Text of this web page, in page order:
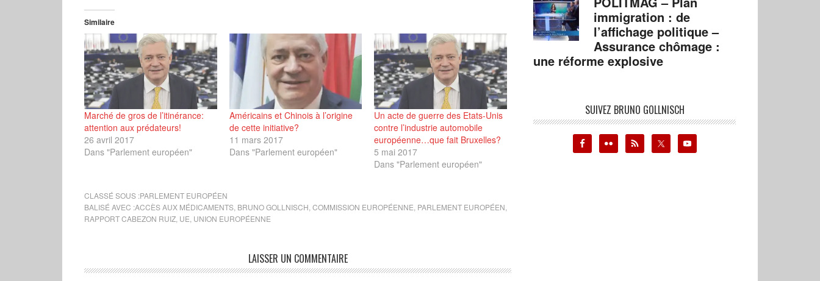
Similaire
Marché de gros de l’itinérance:
attention aux prédateurs!
26 avril 2017
Dans "Parlement européen"
Américains et Chinois à l’origine
de cette initiative?
11 mars 2017
Dans "Parlement européen"
Un acte de guerre des Etats-Unis
contre l’industrie automobile
européenne…que fait Bruxelles?
5 mai 2017
Dans "Parlement européen"
CLASSÉ SOUS :PARLEMENT EUROPÉEN
BALISÉ AVEC :ACCÈS AUX MÉDICAMENTS BRUNO GOLLNISCH COMMISSION EUROPÉENNE PARLEMENT EUROPÉEN
RAPPORT CABEZON RUIZ UE UNION EUROPÉENNE
LAISSER UN COMMENTAIRE
immigration : de
l’affichage politique –
Assurance chômage :
une réforme explosive
SUIVEZ BRUNO GOLLNISCH